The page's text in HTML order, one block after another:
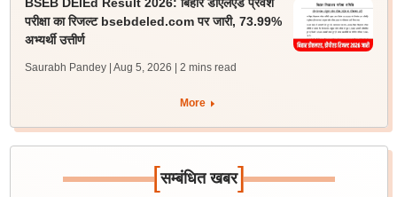
परीक्षा का रिजल्ट bsebdeled.com पर जारी, 73.99%
अभ्यर्थी उत्तीर्ण
Saurabh Pandey | Aug 5, 2026 | 2 mins read
More
[सम्बंधित खबर]